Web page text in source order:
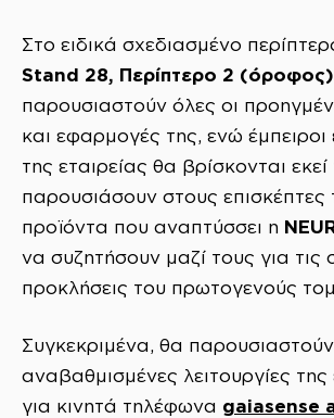
Στο ειδικά σχεδιασμένο
Stand 28, Περίπτερο 2 (όροφος)
παρουσιαστούν όλες οι
και εφαρμογές της, ενώ
της εταιρείας θα βρίσκονται εκεί
παρουσιάσουν στους επισκέπτες
προϊόντα που αναπτύσσει η
να συζητήσουν μαζί τους για τις
προκλήσεις του πρωτογενούς
Συγκεκριμένα, θα παρουσιαστούν
αναβαθμισμένες λειτουργίες
για κινητά τηλέφωνα gaiasense